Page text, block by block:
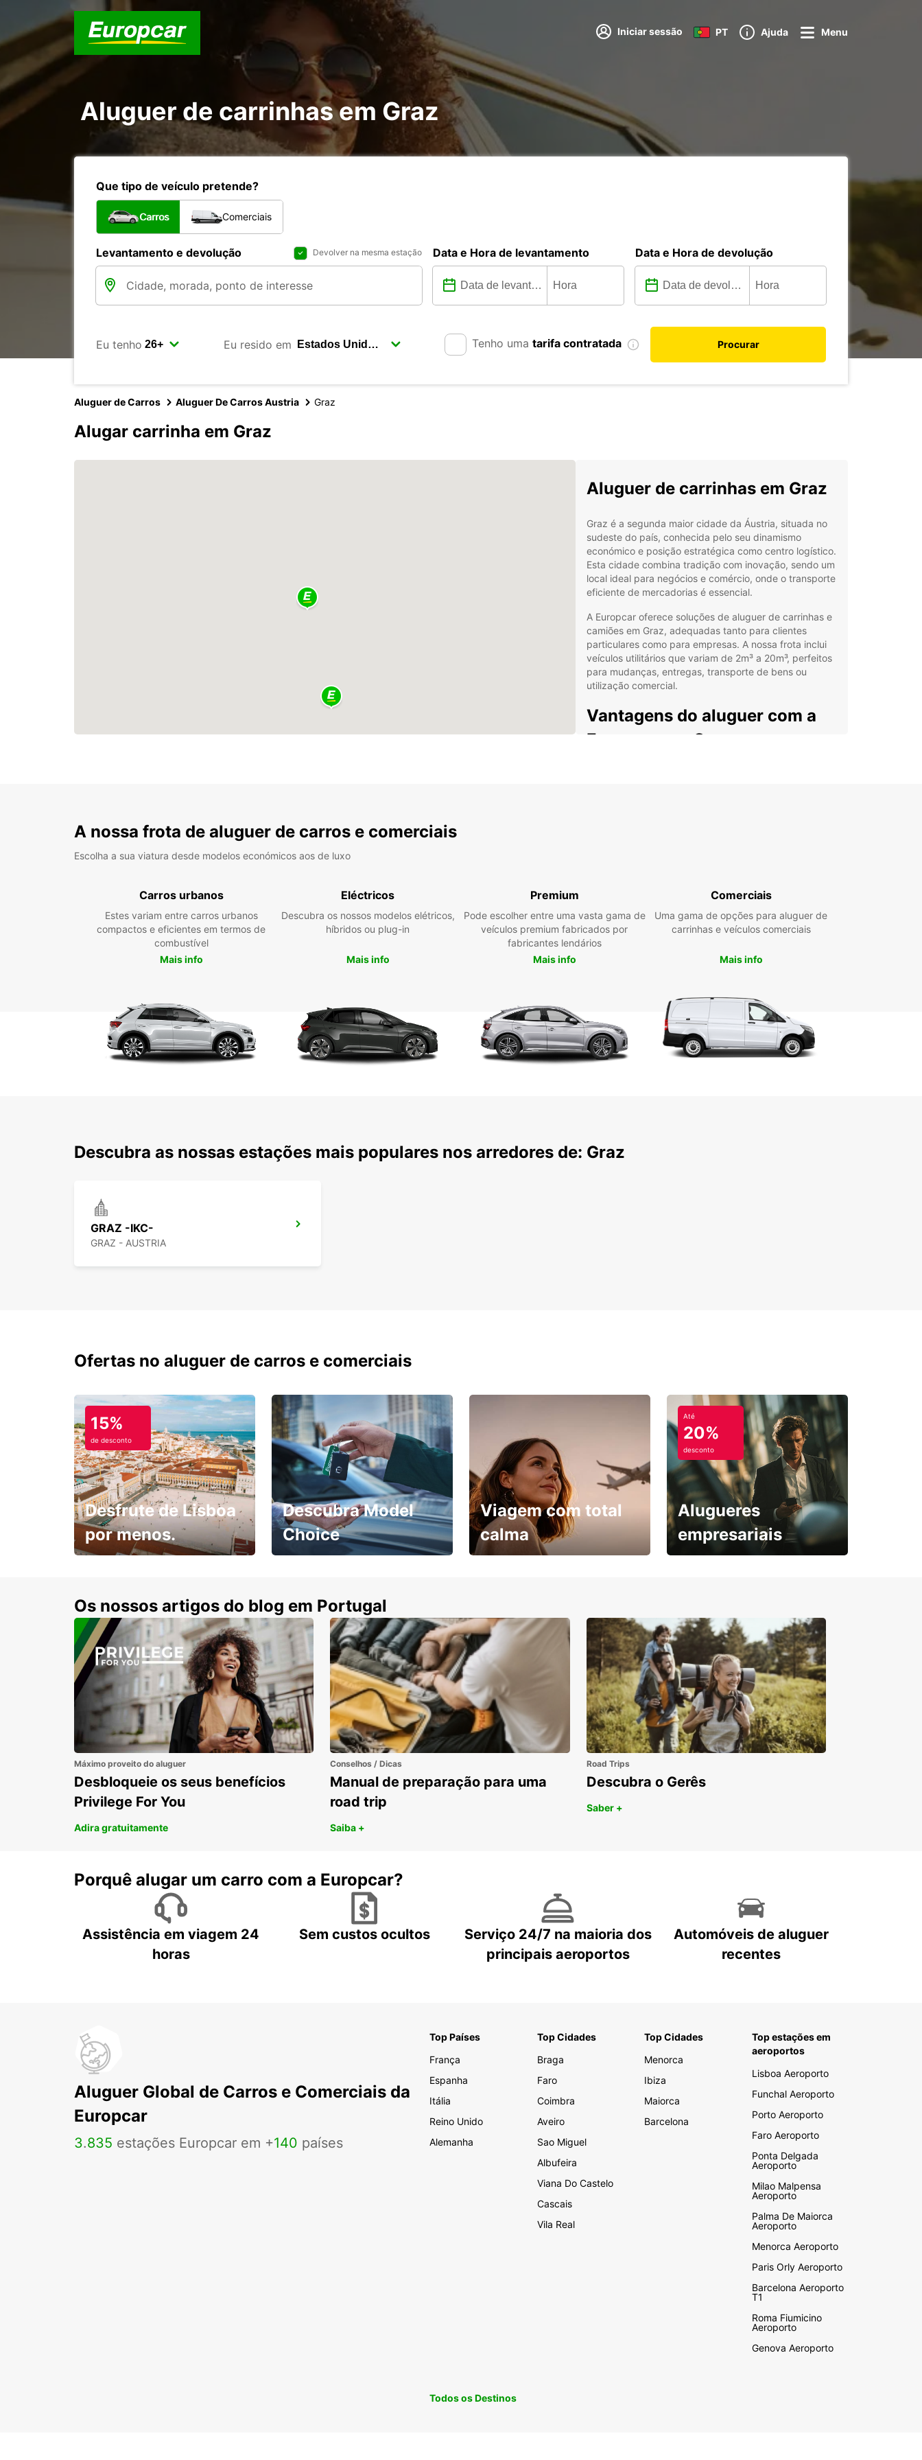
Iniciar sessão PT Ajuda Menu
Aluguer de carrinhas em Graz
Que tipo de veículo pretende?
Carros Comerciais
Levantamento e devolução Devolver na mesma estação Data e Hora de levantamento Data e Hora de devolução
Eu tenho Eu resido em Tenho uma tarifa contratada Procurar
Aluguer de Carros Aluguer De Carros Austria Graz
Alugar carrinha em Graz
Aluguer de carrinhas em Graz
Graz é a segunda maior cidade da Áustria, situada no
sudeste do país, conhecida pelo seu dinamismo
económico e posição estratégica como centro logístico.
Esta cidade combina tradição com inovação, sendo um
local ideal para negócios e comércio, onde o transporte
eficiente de mercadorias é essencial.
A Europcar oferece soluções de aluguer de carrinhas e
camiões em Graz, adequadas tanto para clientes
particulares como para empresas. A nossa frota inclui
veículos utilitários que variam de 2m³ a 20m³, perfeitos
para mudanças, entregas, transporte de bens ou
utilização comercial.
Vantagens do aluguer com a
Europcar em Graz
apoio personalizado ao cliente
Oferta dedicada para empresas através do Europcar
Business Solutions (EBSS), com condições especiais
Frota diversificada para responder a diferentes
necessidades de transporte
para reforçar a sua frota empresarial, a Europcar em
Graz garante uma solução flexível e eficiente. Alugue
facilmente a sua carrinha ou camião e beneficie de um
serviço profissional, adaptado às exigências do
mercado local.
A nossa frota de aluguer de carros e comerciais
Escolha a sua viatura desde modelos económicos aos de luxo
Carros urbanos
Estes variam entre carros urbanos
compactos e eficientes em termos de
combustível
Mais info
Eléctricos
Descubra os nossos modelos elétricos,
híbridos ou plug-in
Mais info
Premium
Pode escolher entre uma vasta gama de
veículos premium fabricados por
fabricantes lendários
Mais info
Comerciais
Uma gama de opções para aluguer de
carrinhas e veículos comerciais
Mais info
Descubra as nossas estações mais populares nos arredores de: Graz
GRAZ -IKC-
GRAZ - AUSTRIA
Ofertas no aluguer de carros e comerciais
15%
de desconto
Desfrute de Lisboa
por menos.
Descubra Model
Choice
Viagem com total
calma
Até
20%
desconto
Alugueres
empresariais
Os nossos artigos do blog em Portugal
Máximo proveito do aluguer
Desbloqueie os seus benefícios
Privilege For You
Adira gratuitamente
Conselhos / Dicas
Manual de preparação para uma
road trip
Saiba +
Road Trips
Descubra o Gerês
Saber +
Porquê alugar um carro com a Europcar?
Assistência em viagem 24
horas
Sem custos ocultos
Serviço 24/7 na maioria dos
principais aeroportos
Automóveis de aluguer
recentes
Aluguer Global de Carros e Comerciais da
Europcar
3.835 estações Europcar em +140 países
Top Países
França
Espanha
Itália
Reino Unido
Alemanha
Top Cidades
Braga
Faro
Coimbra
Aveiro
Sao Miguel
Albufeira
Viana Do Castelo
Cascais
Vila Real
Top Cidades
Menorca
Ibiza
Maiorca
Barcelona
Top estações em
aeroportos
Lisboa Aeroporto
Funchal Aeroporto
Porto Aeroporto
Faro Aeroporto
Ponta Delgada
Aeroporto
Milao Malpensa
Aeroporto
Palma De Maiorca
Aeroporto
Menorca Aeroporto
Paris Orly Aeroporto
Barcelona Aeroporto
T1
Roma Fiumicino
Aeroporto
Genova Aeroporto
Todos os Destinos